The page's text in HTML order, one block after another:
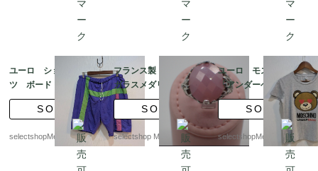
ユーロ ショートパン
ツ ボード ショー
ツ パープル ピン
ク ポケット
SOLD
selectshopMerci.
フランス製 ピンクの
ガラスメダリオンと92
5シルバーリング SIL
VER925SOLD
selectshop Merci.
ユーロ モスキーノ
「アンダーベア」グラ
フィックTシャツ レデ
ィース S サイズ グレ
ー MOSCHINO bea
r
SOLD
selectshopMerci.